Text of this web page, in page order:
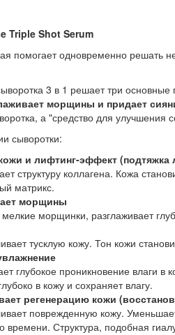
Triple Shot Serum
помогает одновременно решать
3 в 1 решает три
морщины и придает
а "средство для улучшения
сыворотки:
и лифтинг-эффект (подтяжка
структуру коллагена. Кожа
матрикс.
морщины
морщинки, разглаживает
тусклую кожу. Тон кожи
глубокое проникновение влаги в
в кожу и сохраняет влагу.
регенерацию кожи
поврежденную кожу.
времени. Структура, подобная